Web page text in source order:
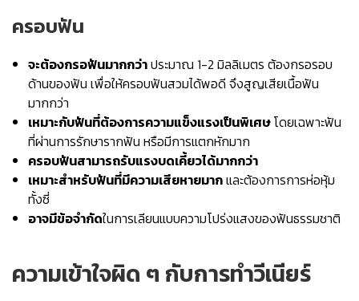
ครอบฟัน
จะต้องกรอฟันมากกว่าประมาณ 1-2 มิลลิเมตร ต้องกรอรอบ
ด้านของฟัน เพื่อให้ครอบฟันสวมได้พอดี จึงสูญเสียเนื้อฟัน
มากกว่า
เหมาะกับฟันที่ต้องการความแข็งแรงเป็นพิเศษโดยเฉพาะฟัน
ที่ผ่านการรักษารากฟัน หรือมีการแตกหักมาก
ครอบฟันสามารถรับแรงบดเคี้ยวได้มากกว่า
เหมาะสำหรับฟันที่มีความเสียหายมากและต้องการการห่อหุ้ม
ทั้งซี่
อาจมีข้อจำกัดในการเลียนแบบความโปร่งแสงของฟันธรรมชาติ
ความเข้าใจผิด ๆ กับการทำวีเนียร์